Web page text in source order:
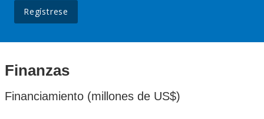
Regístrese
Finanzas
Financiamiento (millones de US$)